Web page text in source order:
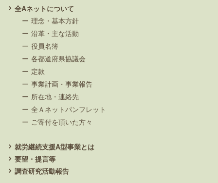
全Aネットについて
理念・基本方針
沿革・主な活動
役員名簿
各都道府県協議会
定款
事業計画・事業報告
所在地・連絡先
全Ａネットパンフレット
ご寄付を頂いた方々
就労継続支援A型事業とは
要望・提言等
調査研究活動報告